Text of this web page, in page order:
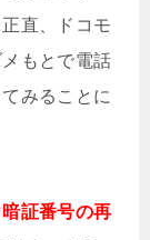
直、ドコモ
もとで電話
みることに
証番号の再